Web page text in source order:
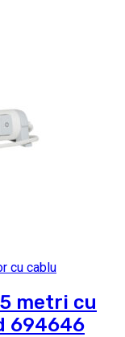
cu cablu
metri cu
694646